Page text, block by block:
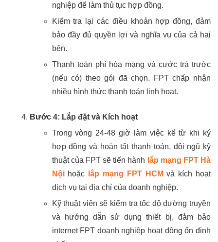
nghiệp để làm thủ tục hợp đồng.
Kiểm tra lại các điều khoản hợp đồng, đảm
bảo đầy đủ quyền lợi và nghĩa vụ của cả hai
bên.
Thanh toán phí hòa mạng và cước trả trước
(nếu có) theo gói đã chọn. FPT chấp nhận
nhiều hình thức thanh toán linh hoạt.
Bước 4: Lắp đặt và Kích hoạt
Trong vòng 24-48 giờ làm việc kể từ khi ký
hợp đồng và hoàn tất thanh toán, đội ngũ kỹ
thuật của FPT sẽ tiến hành lắp mạng FPT Hà
Nộihoặc lắp mạng FPT HCM và kích hoạt
dịch vụ tại địa chỉ của doanh nghiệp.
Kỹ thuật viên sẽ kiểm tra tốc độ đường truyền
và hướng dẫn sử dụng thiết bị, đảm bảo
internet FPT doanh nghiệp hoạt động ổn định